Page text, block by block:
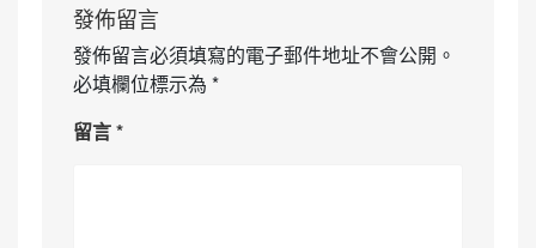
發佈留言
發佈留言必須填寫的電子郵件地址不會公開。
必填欄位標示為 *
留言*